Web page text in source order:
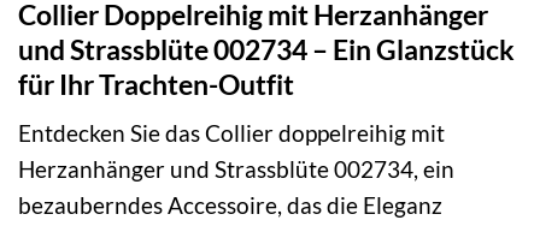
Collier Doppelreihig mit Herzanhänger
und Strassblüte 002734 – Ein Glanzstück
für Ihr Trachten-Outfit
Entdecken Sie das Collier doppelreihig mit
Herzanhänger und Strassblüte 002734, ein
bezauberndes Accessoire, das die Eleganz